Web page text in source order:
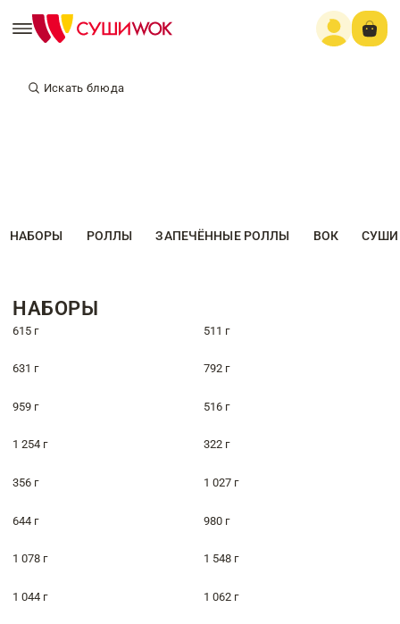
Искать блюда
НАБОРЫ РОЛЛЫ ЗАПЕЧЁННЫЕ РОЛЛЫ ВОК СУШИ
НАБОРЫ
615 г 511 г
631 г 792 г
959 г 516 г
1 254 г 322 г
356 г 1 027 г
644 г 980 г
1 078 г 1 548 г
1 044 г 1 062 г